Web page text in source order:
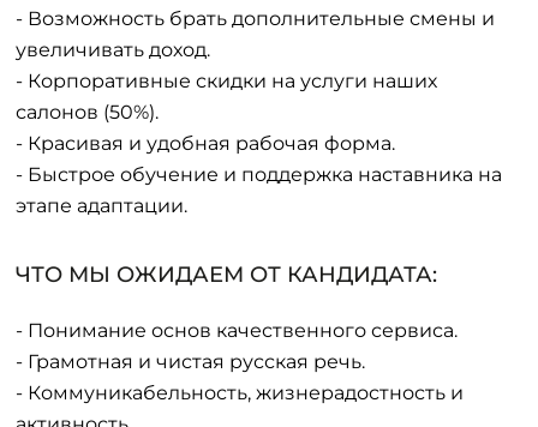
- Возможность брать дополнительные смены и
увеличивать доход.
- Корпоративные скидки на услуги наших
салонов (50%).
- Красивая и удобная рабочая форма.
- Быстрое обучение и поддержка наставника на
этапе адаптации.
ЧТО МЫ ОЖИДАЕМ ОТ КАНДИДАТА:
- Понимание основ качественного сервиса.
- Грамотная и чистая русская речь.
- Коммуникабельность, жизнерадостность и